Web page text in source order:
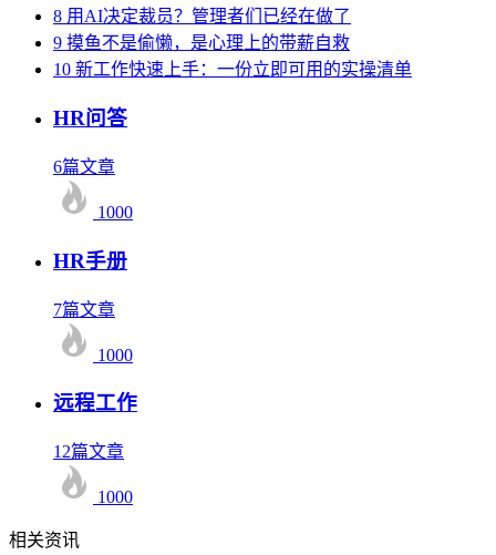
8 用AI决定裁员？管理者们已经在做了
9 摸鱼不是偷懒，是心理上的带薪自救
10 新工作快速上手：一份立即可用的实操清单
HR问答
6篇文章
1000
HR手册
7篇文章
1000
远程工作
12篇文章
1000
相关资讯